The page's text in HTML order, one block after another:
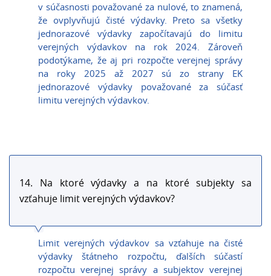
v súčasnosti považované za nulové, to znamená,
že ovplyvňujú čisté výdavky. Preto sa všetky
jednorazové výdavky započítavajú do limitu
verejných výdavkov na rok 2024. Zároveň
podotýkame, že aj pri rozpočte verejnej správy
na roky 2025 až 2027 sú zo strany EK
jednorazové výdavky považované za súčasť
limitu verejných výdavkov.
14. Na ktoré výdavky a na ktoré subjekty sa
vzťahuje limit verejných výdavkov?
Limit verejných výdavkov sa vzťahuje na čisté
výdavky štátneho rozpočtu, ďalších súčastí
rozpočtu verejnej správy a subjektov verejnej